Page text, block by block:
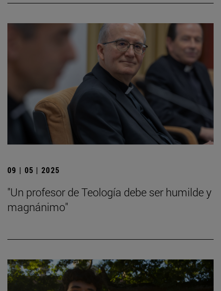
09 | 05 | 2025
"Un profesor de Teología debe ser humilde y
magnánimo"